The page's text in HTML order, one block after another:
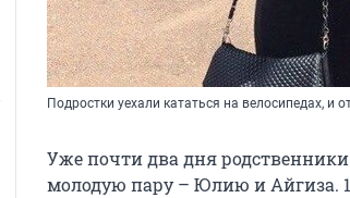
Подростки уехали кататься на велосипедах, и
Уже почти два дня
молодую пару – Юлию и Айгиза.